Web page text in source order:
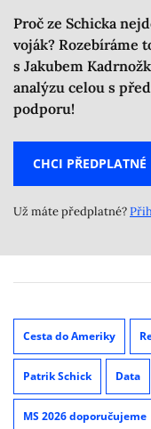
Proč ze Schicka
voják? Rozebíráme
s Jakubem
analýzu celou s
podporu!
CHCI PŘEDPLATNÉ
Už máte předplatné?
Cesta do Ameriky
Patrik Schick Data
MS 2026 doporučujeme